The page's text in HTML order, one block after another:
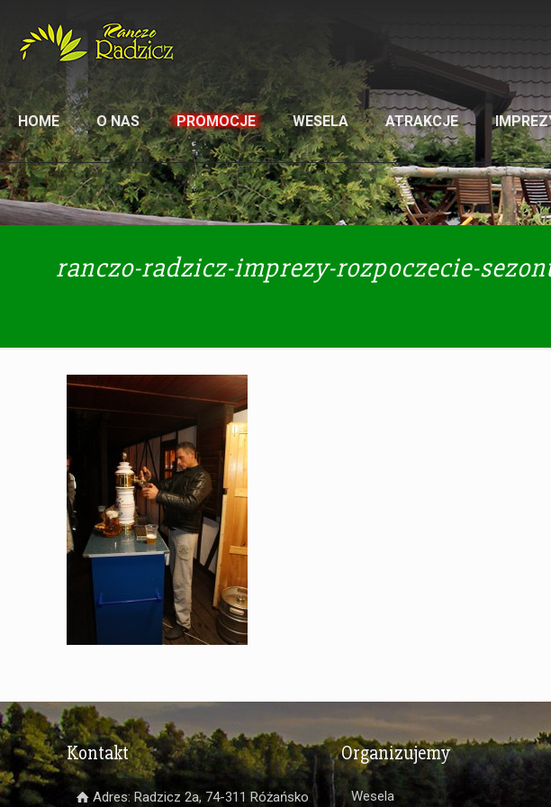
HOME O NAS PROMOCJE WESELA ATRAKCJE
ranczo-radzicz-imprezy-rozpoczecie-
Kontakt
Adres: Radzicz 2a, 74-311 Różańsko
Organizujemy
Wesela